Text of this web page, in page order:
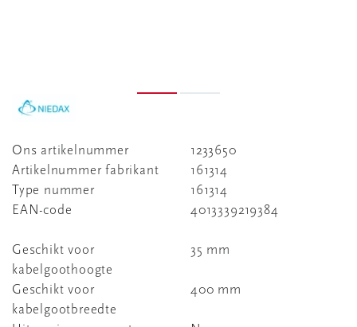
Ons artikelnummer
1233650
Artikelnummer fabrikant
161314
Type nummer
161314
EAN-code
4013339219384
Geschikt voor
kabelgoothoogte
35 mm
Geschikt voor
kabelgootbreedte
400 mm